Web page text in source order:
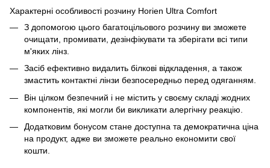
Характерні особливості розчину Horien Ultra Comfort
З допомогою цього багатоцільового розчину ви зможете
очищати, промивати, дезінфікувати та зберігати всі типи
м'яких лінз.
Засіб ефективно видалить білкові відкладення, а також
змастить контактні лінзи безпосередньо перед одяганням.
Він цілком безпечний і не містить у своєму складі жодних
компонентів, які могли би викликати алергічну реакцію.
Додатковим бонусом стане доступна та демократична ціна
на продукт, адже ви зможете реально економити свої
кошти.